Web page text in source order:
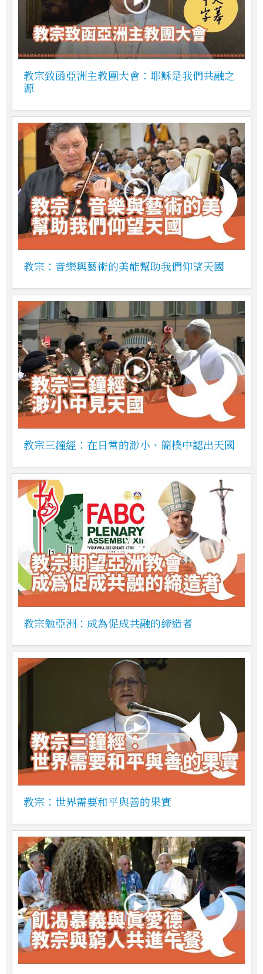
教宗致函亞洲主教團大會：耶穌是我們共融之
源
教宗：音樂與藝術的美能幫助我們仰望天國
教宗三鐘經：在日常的渺小、簡樸中認出天國
教宗勉亞洲：成為促成共融的締造者
教宗：世界需要和平與善的果實